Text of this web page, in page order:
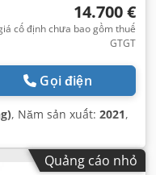
14.700 €
cố định chưa bao gồm thuế
GTGT
Gọi điện
, Năm sản xuất: 2021,
Quảng cáo nhỏ